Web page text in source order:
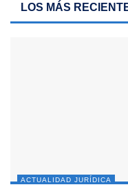
LOS MÁS
ACTUALIDAD JURÍDICA